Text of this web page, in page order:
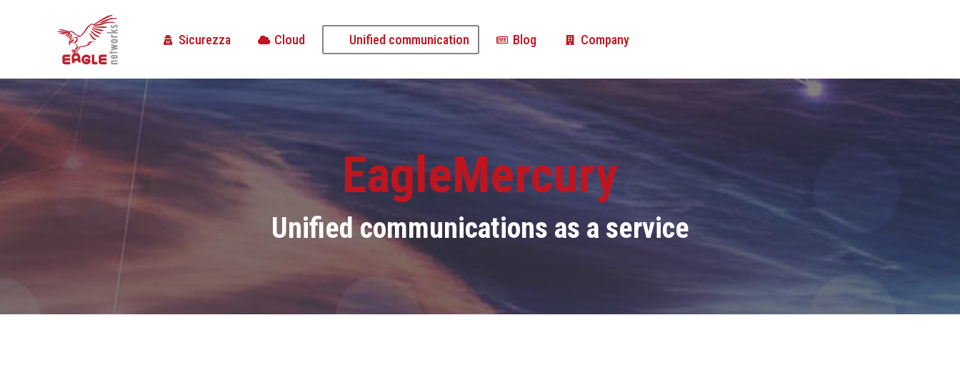
Sicurezza Cloud Unified communication Blog Company
EagleMercury
Unified communications as a service
Unified communication